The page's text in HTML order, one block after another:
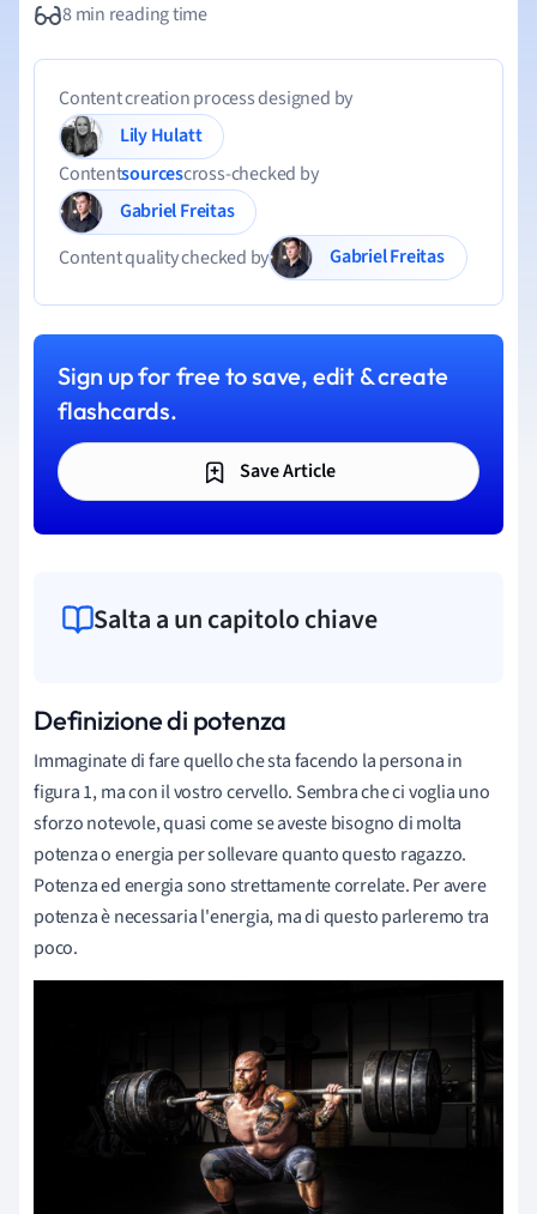
8 min reading time
Content creation process designed by
Lily Hulatt
Contentsourcescross-checked by
Gabriel Freitas
Content quality checked by
Gabriel Freitas
Sign up for free to save, edit & create
flashcards.
Save Article
Salta a un capitolo chiave
Definizione di potenza
Immaginate di fare quello che sta facendo la persona in
figura 1, ma con il vostro cervello. Sembra che ci voglia uno
sforzo notevole, quasi come se aveste bisogno di molta
potenza o energia per sollevare quanto questo ragazzo.
Potenza ed energia sono strettamente correlate. Per avere
potenza è necessaria l'energia, ma di questo parleremo tra
poco.